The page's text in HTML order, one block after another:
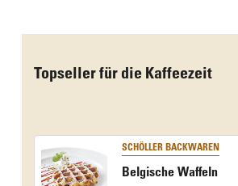
Topseller für die Kaffeezeit
SCHÖLLER BACKWAREN
Belgische Waffeln